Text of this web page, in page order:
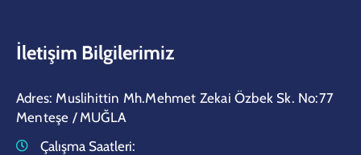
İletişim Bilgilerimiz
Adres: Muslihittin Mh.Mehmet Zekai Özbek Sk. No:77
Menteşe / MUĞLA
Çalışma Saatleri: